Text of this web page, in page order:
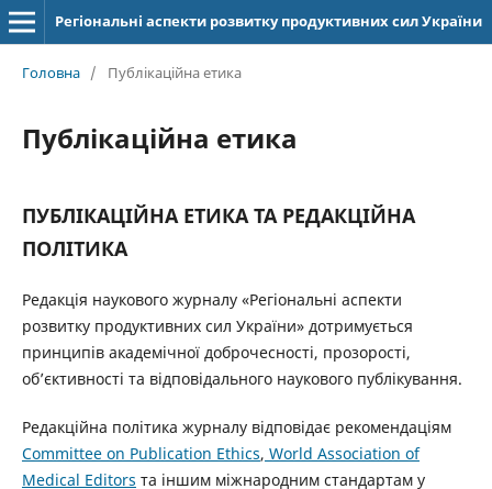
Регіональні аспекти розвитку продуктивних сил України
Головна / Публікаційна етика
Публікаційна етика
ПУБЛІКАЦІЙНА ЕТИКА ТА РЕДАКЦІЙНА
ПОЛІТИКА
Редакція наукового журналу «Регіональні аспекти
розвитку продуктивних сил України» дотримується
принципів академічної доброчесності, прозорості,
об’єктивності та відповідального наукового публікування.
Редакційна політика журналу відповідає рекомендаціям
Committee on Publication Ethics, World Association of
Medical Editors та іншим міжнародним стандартам у